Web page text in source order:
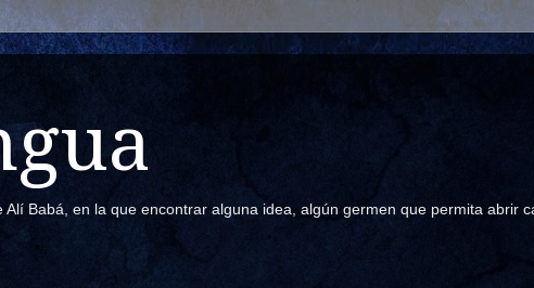
Babá, en la que encontrar alguna idea, algún germen que permita abrir